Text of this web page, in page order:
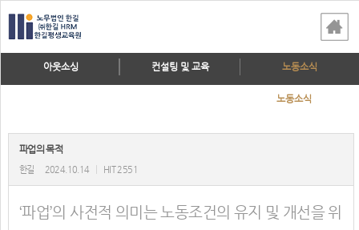
아웃소싱 컨설팅 및 교육 노동소식
노동소식
파업의 목적
한길 2024.10.14 HIT 2551
‘파업’의 사전적 의미는 노동조건의 유지 및 개선을 위